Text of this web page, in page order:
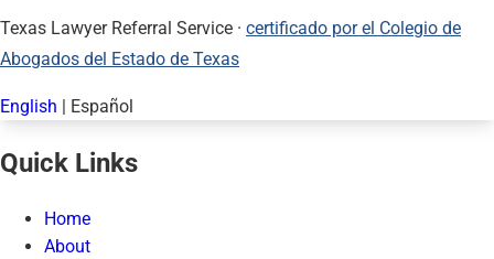
Texas Lawyer Referral Service · certificado por el Colegio de
Abogados del Estado de Texas
English | Español
Quick Links
Home
About